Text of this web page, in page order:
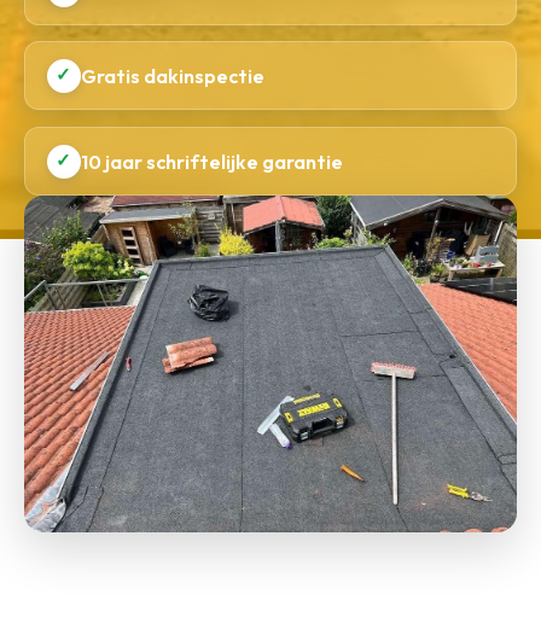
✓ Gratis dakinspectie
✓ 10 jaar schriftelijke garantie